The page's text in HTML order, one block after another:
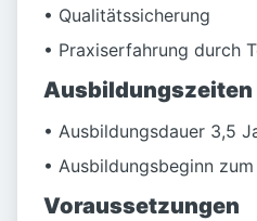
• Qualitätssicherung
• Praxiserfahrung durch
Ausbildungszeiten
• Ausbildungsdauer 3,5
• Ausbildungsbeginn
Voraussetzungen